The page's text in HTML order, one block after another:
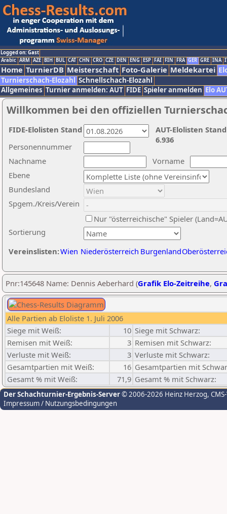
Logged on: Gast
Arabic ARM AZE BIH BUL CAT CHN CRO CZE DEN ENG ESP FAI FIN FRA GER GRE INA
Home TurnierDB Meisterschaft Foto-Galerie Meldekartei
Turnierschach-Elozahl Schnellschach-Elozahl
Allgemeines Turnier anmelden: AUT FIDE Spieler anmelden Elo
Willkommen bei den offiziellen
Nachname
Vorname
Ebene
Sortierung
Personennummer
Bundesland
Spgem./Kreis/Verein
Nur "österreichische" Spieler
Vereinslisten:Wien Niederösterreich Burgenland
AUT-Elolisten
6.936
FIDE-Elolisten Stand
Pnr:145648 Name: Dennis Aeberhard (Grafik Elo-Zeitreihe,
Alle Partien ab Eloliste 1. Juli 2006
Siege mit Weiß:
10 Siege mit Schwarz:
Remisen mit Weiß:
3 Remisen mit Schwarz:
Verluste mit Weiß:
3 Verluste mit Schwarz:
Gesamtpartien mit Weiß:
16 Gesamtpartien mit
Gesamt % mit Weiß:
71,9 Gesamt % mit Schwarz:
Der Schachturnier-Ergebnis-Server© 2006-2026 Heinz Herzog,
Impressum / Nutzungsbedingungen